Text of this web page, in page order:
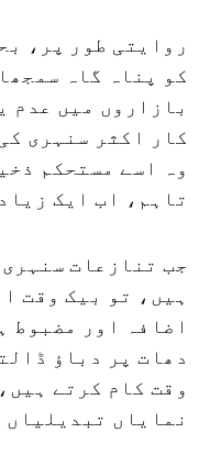
روایتی طور پر،
کو پناہ گاہ
بازاروں میں عدم
کار اکثر سنہری
وہ اسے مستحکم
تاہم، اب ایک
جب تنازعات
ہیں، تو بیک وقت
اضافہ اور مضبوط
دھات پر دباؤ
وقت کام کرتے
نمایاں تبدیلیاں